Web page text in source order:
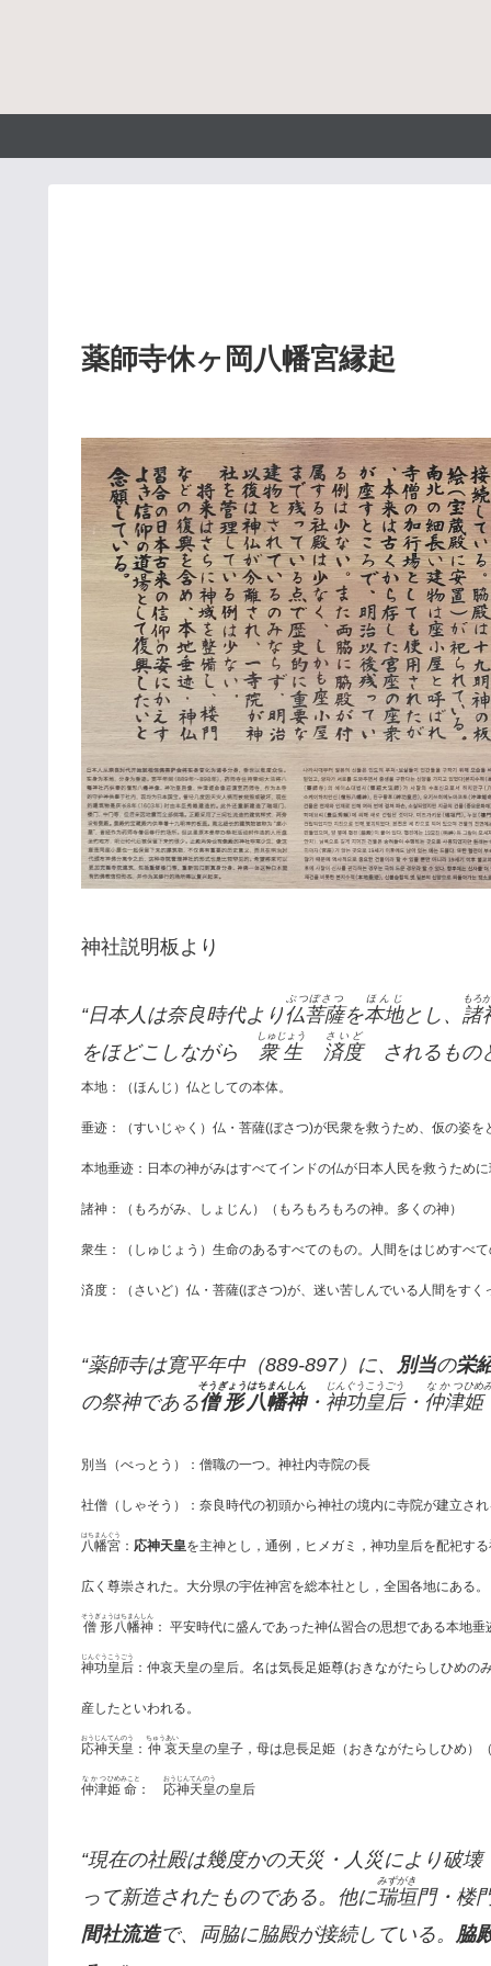
薬師寺休ヶ岡八幡宮縁起
神社説明板より
“日本人は奈良時代より仏菩薩
ぶつぼさつ
を本地
ほんじ
とし、 諸
もろ
をほどこしながら 衆生
しゅじょう
済度
さいど
されるもの
本地：（ほんじ）仏としての本体。
垂迹：（すいじゃく）仏・菩薩(ぼさつ)が民衆を救うため、仮の姿を
本地垂迹：日本の神がみはすべてインドの仏が日本人民を救うため
諸神：（もろがみ、しょじん）（もろもろもろの神。多くの神）
衆生：（しゅじょう）生命のあるすべてのもの。人間をはじめすべ
済度：（さいど）仏・菩薩(ぼさつ)が、迷い苦しんでいる人間をす
“薬師寺は寛平年中（889-897）に、 別当の栄
の祭神である僧形
そうぎょう
八幡
はちまん
神
しん
・ 神
じん
功
ぐう
皇后
こうごう
・ 仲津
なかつ
姫
ひめ
別当（べっとう）：僧職の一つ。神社内寺院の長
社僧（しゃそう）：奈良時代の初頭から神社の境内に寺院が建立さ
八幡宮
はちまんぐう
： 応神天皇を主神とし，通例，ヒメガミ，神功皇后を配祀す
広く尊崇された。大分県の宇佐神宮を総本社とし，全国各地にある。
僧形
そうぎょう
八幡
はちまん
神
しん
： 平安時代に盛んであった神仏習合の思想である本地
神
じん
功
ぐう
皇后
こうごう
：仲哀天皇の皇后。名は気長足姫尊(おきながたらしひめ
産したといわれる。
応
おう
神
じん
天皇
てんのう
： 仲哀
ちゅうあい
天皇の皇子，母は息長足姫（おきながたらしひめ）
仲津
なかつ
姫
ひめ
命
みこと
： 応
おう
神
じん
天皇
てんのう
の皇后
“現在の社殿は幾度かの天災・人災により破
って新造されたものである。他に瑞垣
みずがき
門・楼
間社流造で、両脇に脇殿が接続している。 脇